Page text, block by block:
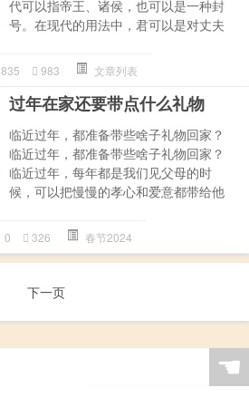
代可以指帝王、诸侯，也可以是一种封
号。在现代的用法中，君可以是对丈夫
835 983 文章列表
过年在家还要带点什么礼物
临近过年，都准备带些啥子礼物回家？
临近过年，都准备带些啥子礼物回家？
临近过年，每年都是我们见父母的时
候，可以把慢慢的孝心和爱意都带给他
0 326 春节2024
下一页
☚